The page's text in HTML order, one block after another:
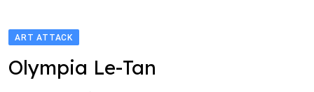
ART ATTACK
Olympia Le-Tan